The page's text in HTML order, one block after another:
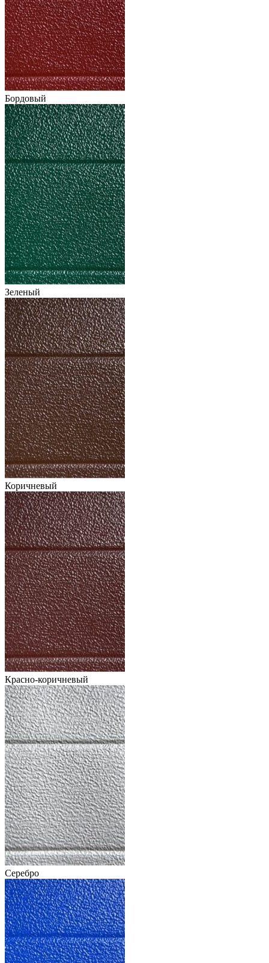
Бордовый
Зеленый
Коричневый
Красно-коричневый
Серебро